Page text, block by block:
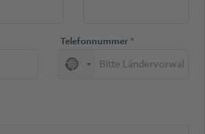
Telefonnummer(Pflichtfeld)
*
No